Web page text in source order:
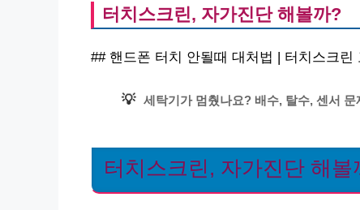
터치스크린, 자가진단 해볼까?
## 핸드폰 터치 안될때 대처법 | 터치스크린
💡 세탁기가 멈췄나요? 배수, 탈수, 센서
터치스크린, 자가진단 해볼